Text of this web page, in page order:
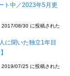
ト中／2023年5月更
2017/08/30 に投稿された
に聞いた独立1年目
2019/07/25 に投稿された